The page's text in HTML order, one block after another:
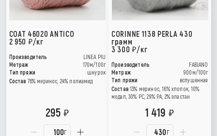
COAT 46020 ANTICO
2 950
/кг
Производитель
LINEA PIU
Метраж
170м/100г
Тип пряжи
шнурок
Состав 76% меринос, 24% полиамид
г
295
CORINNE 1138 PERLA 430
грамм
3 300 /кг
Производитель
FABIANO
Метраж
900м/100г
Тип пряжи
вспушенная
Состав 13% меринос, 16% хлопок, 10%
модал, 30% РС, 29% РА, 2% эластан
г
1 419